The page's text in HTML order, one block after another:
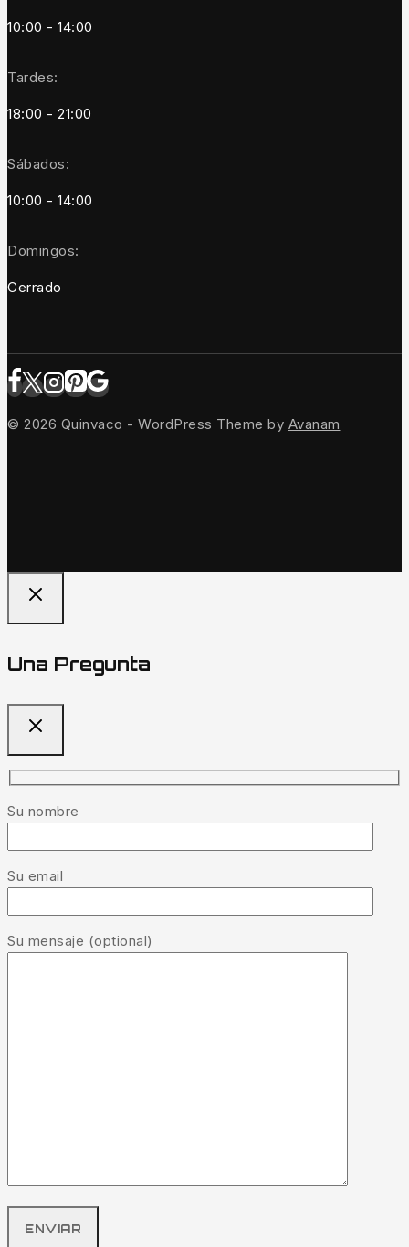
10:00 - 14:00
Tardes:
18:00 - 21:00
Sábados:
10:00 - 14:00
Domingos:
Cerrado
© 2026 Quinvaco - WordPress Theme by Avanam
Una Pregunta
Su nombre
Su email
Su mensaje (optional)